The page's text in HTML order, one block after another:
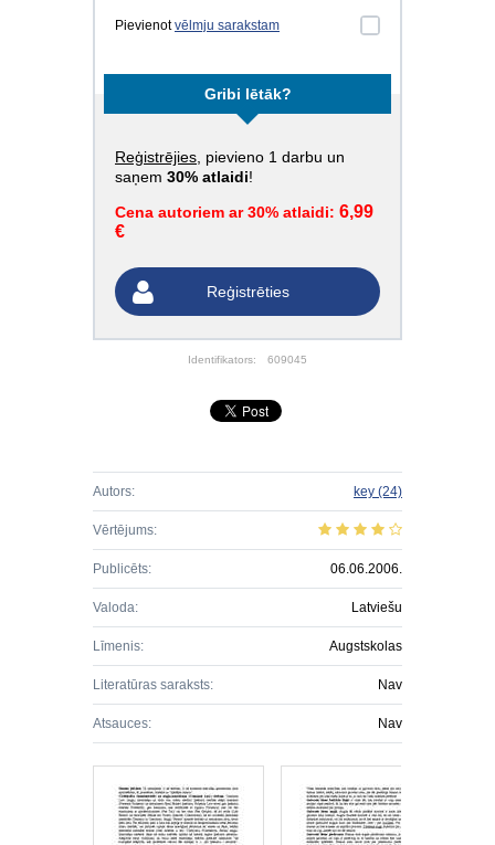
Pievienotvēlmju sarakstam
Gribi lētāk?
Reģistrējies , pievieno 1 darbu un
saņem 30% atlaidi!
Cena autoriem ar 30% atlaidi: 6,99
€
Reģistrēties
Identifikators: 609045
Autors: key (24)
Vērtējums:
Publicēts: 06.06.2006.
Valoda: Latviešu
Līmenis: Augstskolas
Literatūras saraksts: Nav
Atsauces: Nav